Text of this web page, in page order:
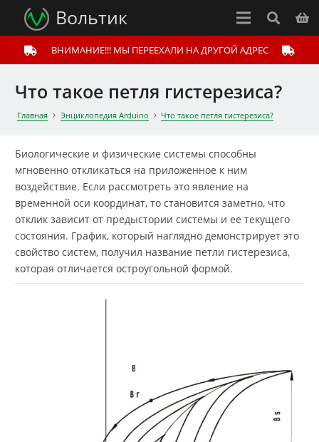
Вольтик
ВНИМАНИЕ!!! МЫ ПЕРЕЕХАЛИ НА ДРУГОЙ АДРЕС
Что такое петля гистерезиса?
Главная Энциклопедия Arduino Что такое петля гистерезиса?
Биологические и физические системы способны
мгновенно откликаться на приложенное к ним
воздействие. Если рассмотреть это явление на
временной оси координат, то становится заметно, что
отклик зависит от предыстории системы и ее текущего
состояния. График, который наглядно демонстрирует это
свойство систем, получил название петли гистерезиса,
которая отличается остроугольной формой.